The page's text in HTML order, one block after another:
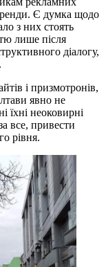
Є думка щодо
з них стоять
лише після
діалогу,
і призмотронів,
явно не
їхні неоковирні
все, привести
рівня.